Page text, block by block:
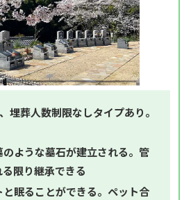
埋葬人数制限なしタイプあり。
ような墓石が建立される。管
限り継承できる
眠ることができる。ペット合